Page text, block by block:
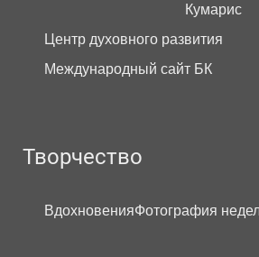
Кумарис
Центр духовного развития
Международный сайт БК
Творчество
ВдохновенияФотография